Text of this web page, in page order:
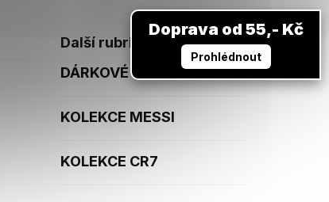
Další rubriky
DÁRKOVÉ POUKAZY
KOLEKCE MESSI
KOLEKCE CR7
Doprava od 55,- Kč
Prohlédnout